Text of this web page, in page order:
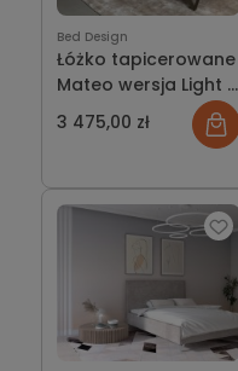
Bed Design
Łóżko tapicerowane
Mateo wersja Light z
pojemnikiem lub bez
3 475,00 zł